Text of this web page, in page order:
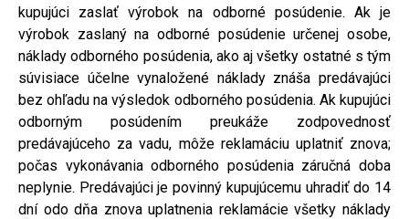
kupujúci zaslať výrobok na odborné posúdenie. Ak je
výrobok zaslaný na odborné posúdenie určenej osobe,
náklady odborného posúdenia, ako aj všetky ostatné s tým
súvisiace účelne vynaložené náklady znáša predávajúci
bez ohľadu na výsledok odborného posúdenia. Ak kupujúci
odborným posúdením preukáže zodpovednosť
predávajúceho za vadu, môže reklamáciu uplatniť znova;
počas vykonávania odborného posúdenia záručná doba
neplynie. Predávajúci je povinný kupujúcemu uhradiť do 14
dní odo dňa znova uplatnenia reklamácie všetky náklady